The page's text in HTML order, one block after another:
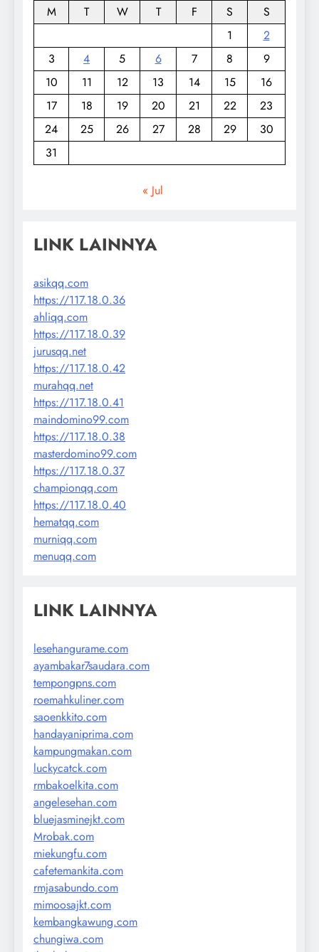
M
T W T F S
S
1
2
3
4 5 6 7 8
9
10
11 12 13 14 15
16
17
18 19 20 21 22
23
24
25 26 27 28 29
30
31
« Jul
LINK LAINNYA
asikqq.com
https://117.18.0.36
ahliqq.com
https://117.18.0.39
jurusqq.net
https://117.18.0.42
murahqq.net
https://117.18.0.41
maindomino99.com
https://117.18.0.38
masterdomino99.com
https://117.18.0.37
championqq.com
https://117.18.0.40
hematqq.com
murniqq.com
menuqq.com
LINK LAINNYA
lesehangurame.com
ayambakar7saudara.com
tempongpns.com
roemahkuliner.com
saoenkkito.com
handayaniprima.com
kampungmakan.com
luckycatck.com
rmbakoelkita.com
angelesehan.com
bluejasminejkt.com
Mrobak.com
miekungfu.com
cafetemankita.com
rmjasabundo.com
mimoosajkt.com
kembangkawung.com
chungiwa.com